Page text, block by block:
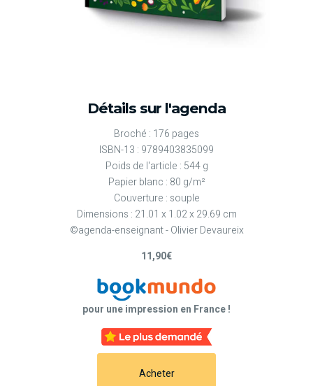
Détails sur l'agenda
Broché : 176 pages
ISBN-13 : 9789403835099
Poids de l'article : 544 g
Papier blanc : 80 g/m²
Couverture : souple
Dimensions : 21.01 x 1.02 x 29.69 cm
©agenda-enseignant - Olivier Devaureix
11,90€
pour une impression en France !
Acheter